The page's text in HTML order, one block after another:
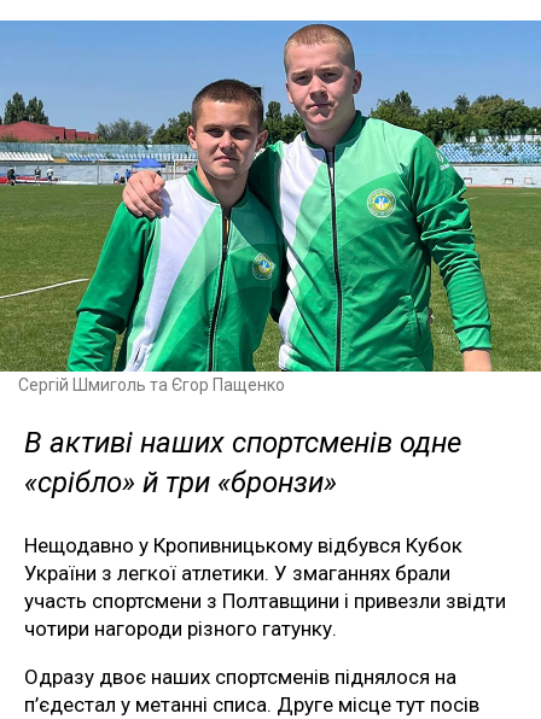
Сергій Шмиголь та Єгор Пащенко
В активі наших спортсменів одне
«срібло» й три «бронзи»
Нещодавно у Кропивницькому відбувся Кубок
України з легкої атлетики. У змаганнях брали
участь спортсмени з Полтавщини і привезли звідти
чотири нагороди різного гатунку.
Одразу двоє наших спортсменів піднялося на
п’єдестал у метанні списа. Друге місце тут посів